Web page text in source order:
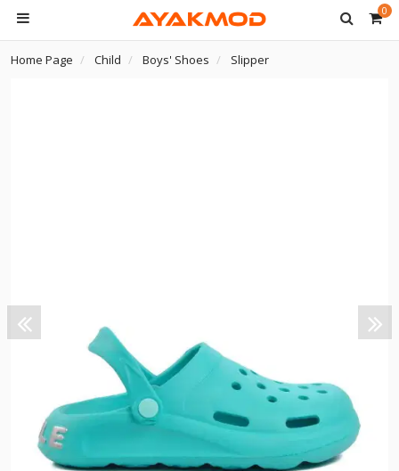
0
Home Page Child Boys' Shoes Slipper